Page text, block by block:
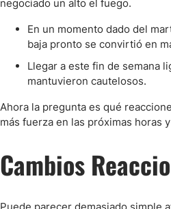
negociado un alto el fuego.
En un momento dado del
baja pronto se convirtió en
Llegar a este fin de semana
mantuvieron cautelosos.
Ahora la pregunta es qué
más fuerza en las próximas horas
Cambios